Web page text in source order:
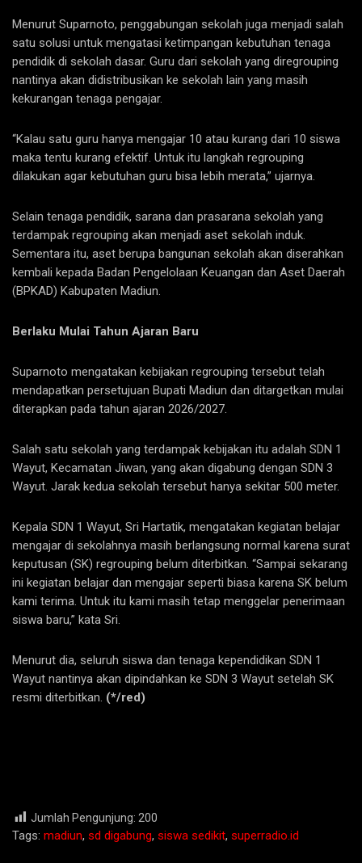
Menurut Suparnoto, penggabungan sekolah juga menjadi salah
satu solusi untuk mengatasi ketimpangan kebutuhan tenaga
pendidik di sekolah dasar. Guru dari sekolah yang diregrouping
nantinya akan didistribusikan ke sekolah lain yang masih
kekurangan tenaga pengajar.
“Kalau satu guru hanya mengajar 10 atau kurang dari 10 siswa
maka tentu kurang efektif. Untuk itu langkah regrouping
dilakukan agar kebutuhan guru bisa lebih merata,” ujarnya.
Selain tenaga pendidik, sarana dan prasarana sekolah yang
terdampak regrouping akan menjadi aset sekolah induk.
Sementara itu, aset berupa bangunan sekolah akan diserahkan
kembali kepada Badan Pengelolaan Keuangan dan Aset Daerah
(BPKAD) Kabupaten Madiun.
Berlaku Mulai Tahun Ajaran Baru
Suparnoto mengatakan kebijakan regrouping tersebut telah
mendapatkan persetujuan Bupati Madiun dan ditargetkan mulai
diterapkan pada tahun ajaran 2026/2027.
Salah satu sekolah yang terdampak kebijakan itu adalah SDN 1
Wayut, Kecamatan Jiwan, yang akan digabung dengan SDN 3
Wayut. Jarak kedua sekolah tersebut hanya sekitar 500 meter.
Kepala SDN 1 Wayut, Sri Hartatik, mengatakan kegiatan belajar
mengajar di sekolahnya masih berlangsung normal karena surat
keputusan (SK) regrouping belum diterbitkan. “Sampai sekarang
ini kegiatan belajar dan mengajar seperti biasa karena SK belum
kami terima. Untuk itu kami masih tetap menggelar penerimaan
siswa baru,” kata Sri.
Menurut dia, seluruh siswa dan tenaga kependidikan SDN 1
Wayut nantinya akan dipindahkan ke SDN 3 Wayut setelah SK
resmi diterbitkan. (*/red)
Jumlah Pengunjung: 200
Tags: madiun, sd digabung, siswa sedikit, superradio.id